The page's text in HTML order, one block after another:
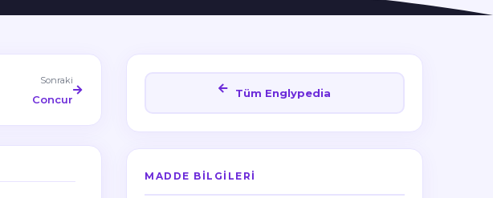
Sonraki
Concur Tüm Englypedia
MADDE BILGILERI